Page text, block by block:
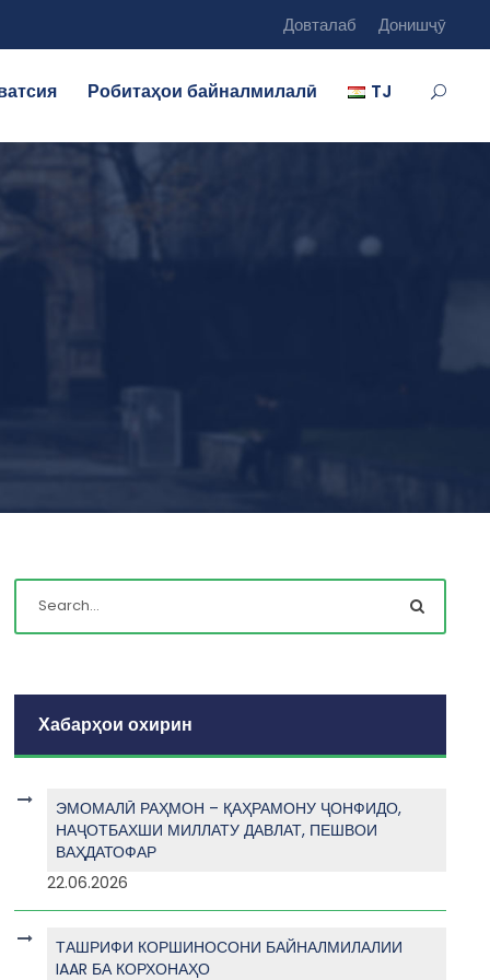
Довталаб Донишҷӯ
Робитаҳои байналмилалӣ TJ
Хабарҳои охирин
ЭМОМАЛӢ РАҲМОН – ҚАҲРАМОНУ ҶОНФИДО,
НАҶОТБАХШИ МИЛЛАТУ ДАВЛАТ, ПЕШВОИ
ВАҲДАТОФАР
22.06.2026
ТАШРИФИ КОРШИНОСОНИ БАЙНАЛМИЛАЛИИ
IAAR БА КОРХОНАҲО